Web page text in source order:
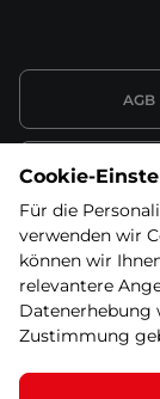
AGB
zum
Informationen
und
Cookie-
Für die
verwenden wir
können wir
relevantere
Datenerhebung
Zustimmung